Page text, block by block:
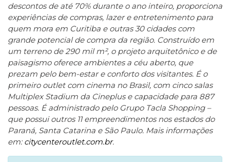
descontos de até 70% durante o ano inteiro, proporciona
experiências de compras, lazer e entretenimento para
quem mora em Curitiba e outras 30 cidades com
grande potencial de compra da região. Construído em
um terreno de 290 mil m², o projeto arquitetônico e de
paisagismo oferece ambientes a céu aberto, que
prezam pelo bem-estar e conforto dos visitantes. É o
primeiro outlet com cinema no Brasil, com cinco salas
Multiplex Stadium da Cineplus e capacidade para 887
pessoas. É administrado pelo Grupo Tacla Shopping –
que possui outros 11 empreendimentos nos estados do
Paraná, Santa Catarina e São Paulo. Mais informações
em: citycenteroutlet.com.br.